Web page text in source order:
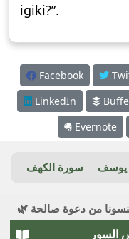
igiki?”.
Facebook
LinkedIn
Evernote
يوسف سورة الكهف
من دعوة صالحة 🌿
السور